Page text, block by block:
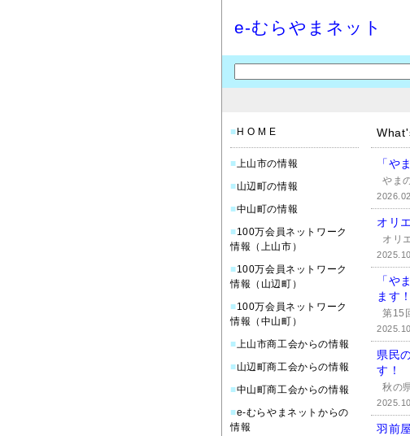
e-むらやまネット
■ H O M E
■上山市の情報
■山辺町の情報
■中山町の情報
■100万会員ネットワーク
情報（上山市）
■100万会員ネットワーク
情報（山辺町）
■100万会員ネットワーク
情報（中山町）
■上山市商工会からの情報
■山辺町商工会からの情報
■中山町商工会からの情報
■e-むらやまネットからの
情報
「や
やま
オリ
オリ
「や
ます！
第15
県民
す！
秋の
羽前